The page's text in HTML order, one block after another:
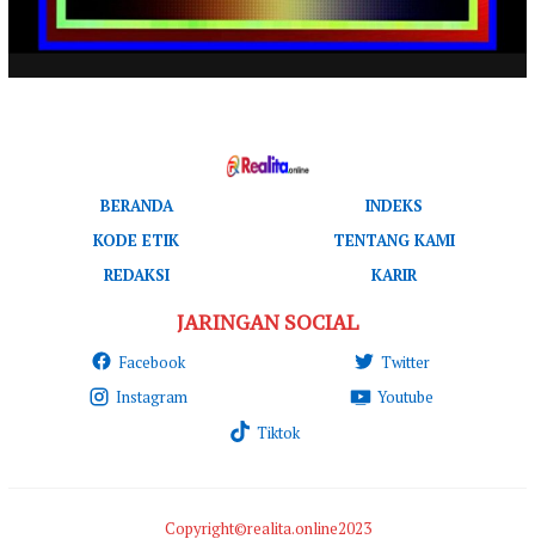
BERANDA
INDEKS
KODE ETIK
TENTANG KAMI
REDAKSI
KARIR
JARINGAN SOCIAL
Facebook
Twitter
Instagram
Youtube
Tiktok
Copyright©realita.online2023